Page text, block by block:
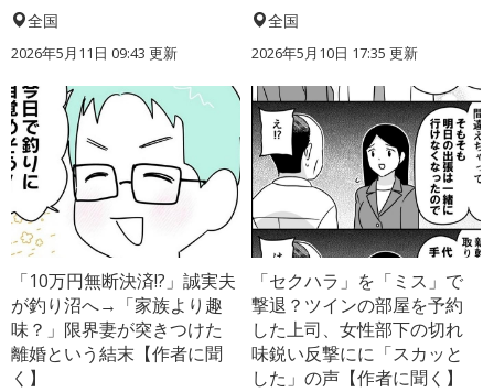
全国
2026年5月11日 09:43 更新
全国
2026年5月10日 17:35 更新
「10万円無断決済!?」誠実夫
が釣り沼へ→「家族より趣
味？」限界妻が突きつけた
離婚という結末【作者に聞
く】
「セクハラ」を「ミス」で
撃退？ツインの部屋を予約
した上司、女性部下の切れ
味鋭い反撃にに「スカッと
した」の声【作者に聞く】